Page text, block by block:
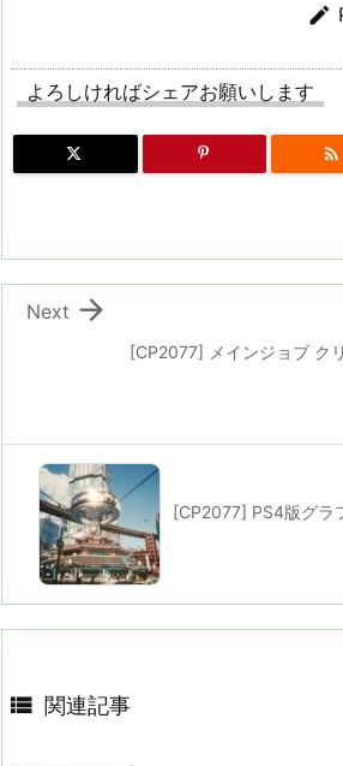

よろしければシェアお願いします

[CP2077] メインジョブ ク

Next
[CP2077] PS4版グラ
 関連記事